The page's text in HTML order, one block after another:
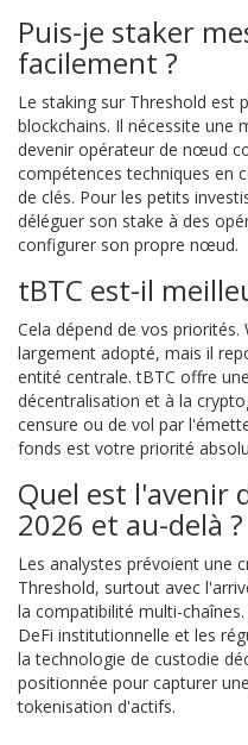
Puis-je staker
facilement ?
Le staking sur Threshold est
blockchains. Il nécessite une
devenir opérateur de nœud
compétences techniques en
de clés. Pour les petits
déléguer son stake à des
configurer son propre nœud.
tBTC est-il
Cela dépend de vos priorités.
largement adopté, mais il
entité centrale. tBTC offre
décentralisation et à la
censure ou de vol par
fonds est votre priorité
Quel est l'avenir
2026 et au-delà ?
Les analystes prévoient une
Threshold, surtout avec
la compatibilité multi-
DeFi institutionnelle et les
la technologie de custodie
positionnée pour capturer
tokenisation d'actifs.